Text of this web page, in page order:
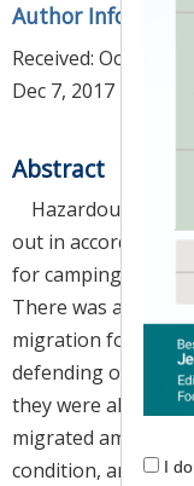
Author
Received: Oct 19, 2017
Dec 7, 2017
Abstract
Hazardous
out in accordance
for camping
There was a
migration for lead,
defending on the
they were all
migrated amount of
condition, and the
I